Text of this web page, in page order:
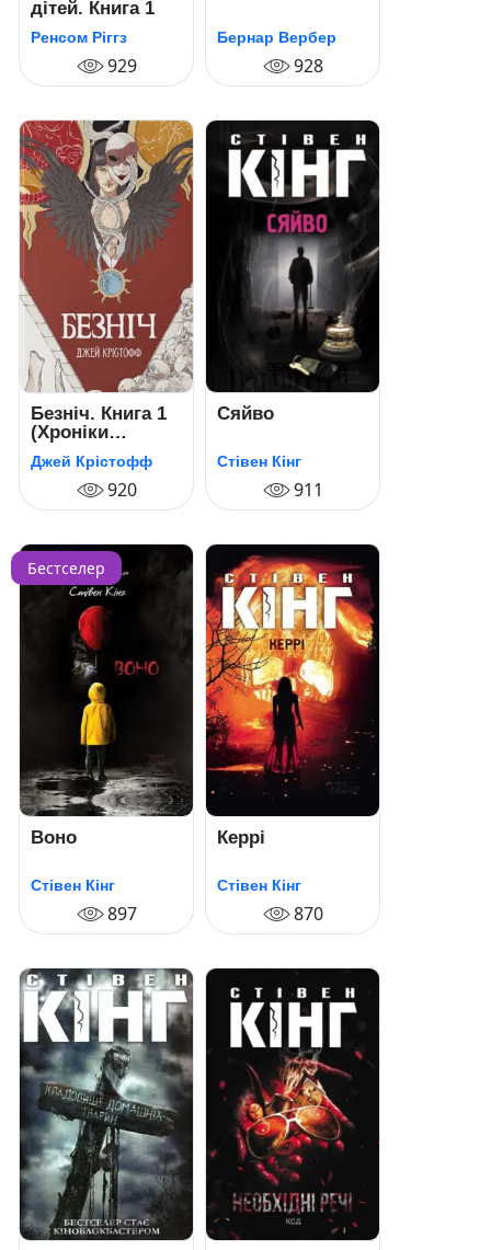
дітей. Книга 1
Ренсом Ріггз
929
Бернар Вербер
928
Безніч. Книга 1
(Хроніки
безночі)
Джей Крістофф
920
Сяйво
Стівен Кінг
911
Бестселер
Воно
Стівен Кінг
897
Керрі
Стівен Кінг
870